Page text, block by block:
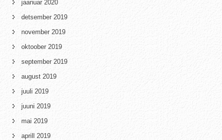
jaanuar 2020
detsember 2019
november 2019
oktoober 2019
september 2019
august 2019
juuli 2019
juuni 2019
mai 2019
aprill 2019